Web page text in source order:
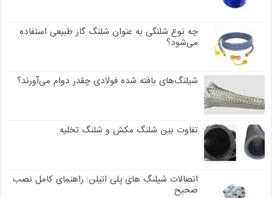
چه نوع شلنگی به عنوان شلنگ گاز طبیعی استفاده
می‌شود؟
شیلنگ‌های بافته شده فولادی چقدر دوام می‌آورند؟
تفاوت بین شلنگ مکش و شلنگ تخلیه
اتصالات شیلنگ های پلی اتیلن: راهنمای کامل نصب
صحیح